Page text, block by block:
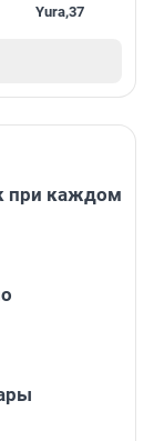
Yura,37
при каждом